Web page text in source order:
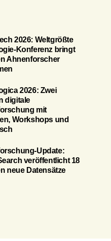
2026: Weltgrößte
Konferenz bringt
Ahnenforscher
2026: Zwei
digitale
mit
Workshops und
Update:
veröffentlicht 18
neue Datensätze